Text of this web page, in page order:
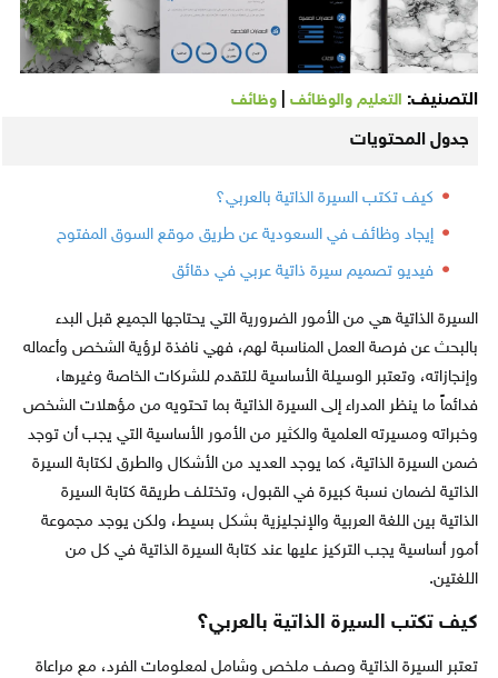
التصنيف: التعليم والوظائف| وظائف
جدول المحتويات
كيف تكتب السيرة الذاتية بالعربي؟
إيجاد وظائف في السعودية عن طريق موقع السوق المفتوح
فيديو تصميم سيرة ذاتية عربي في دقائق
السيرة الذاتية هي من الأمور الضرورية التي يحتاجها الجميع قبل البدء
بالبحث عن فرصة العمل المناسبة لهم، فهي نافذة لرؤية الشخص وأعماله
وإنجازاته، وتعتبر الوسيلة الأساسية للتقدم للشركات الخاصة وغيرها،
فدائماً ما ينظر المدراء إلى السيرة الذاتية بما تحتويه من مؤهلات الشخص
وخبراته ومسيرته العلمية والكثير من الأمور الأساسية التي يجب أن توجد
ضمن السيرة الذاتية، كما يوجد العديد من الأشكال والطرق لكتابة السيرة
الذاتية لضمان نسبة كبيرة في القبول، وتختلف طريقة كتابة السيرة
الذاتية بين اللغة العربية والإنجليزية بشكل بسيط، ولكن يوجد مجموعة
أمور أساسية يجب التركيز عليها عند كتابة السيرة الذاتية في كل من
اللغتين.
كيف تكتب السيرة الذاتية بالعربي؟
تعتبر السيرة الذاتية وصف ملخص وشامل لمعلومات الفرد، مع مراعاة